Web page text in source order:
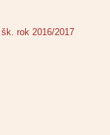
rok 2016/2017